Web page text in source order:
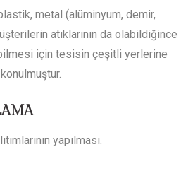
metal (alüminyum, demir,
atıklarının da olabildiğince
için tesisin çeşitli yerlerine
yapılması.